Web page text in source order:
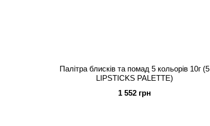
Палітра блисків та помад 5 кольорів 10г (5
LIPSTICKS PALETTE)
1 552 грн